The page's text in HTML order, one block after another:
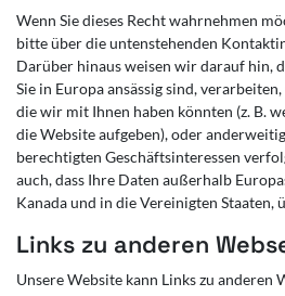
Wenn Sie dieses Recht wahrnehmen
bitte über die untenstehenden
Darüber hinaus weisen wir darauf hin,
Sie in Europa ansässig sind,
die wir mit Ihnen haben könnten (z. B.
die Website aufgeben), oder
berechtigten Geschäftsinteressen
auch, dass Ihre Daten außerhalb
Kanada und in die Vereinigten Staaten,
Links zu anderen
Unsere Website kann Links zu anderen